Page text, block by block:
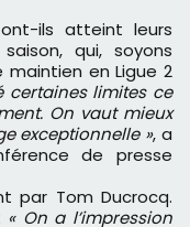
ils atteint leurs
qui, soyons
en Ligue 2
certaines limites ce
On vaut mieux
exceptionnelle », a
de presse
par Tom Ducrocq.
« On a l’impression